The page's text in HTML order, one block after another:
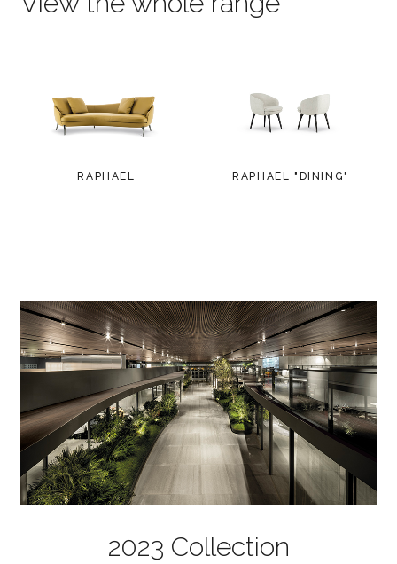
RAPHAEL RAPHAEL "DINING"
2023 Collection